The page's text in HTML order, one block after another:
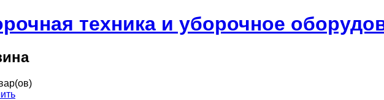
техника и уборочное